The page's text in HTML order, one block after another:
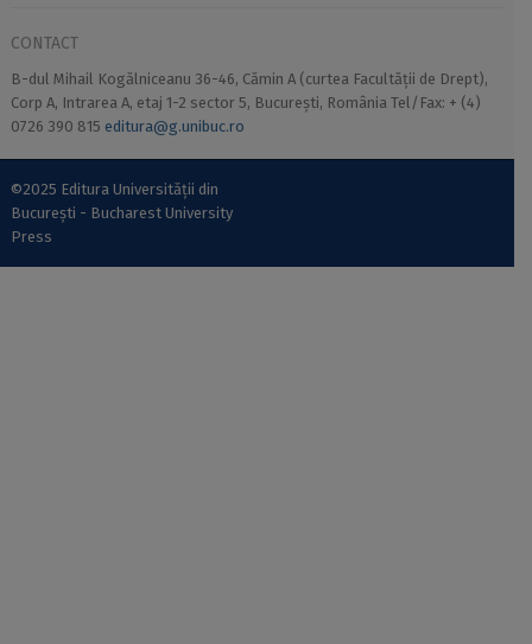
CONTACT
B-dul Mihail Kogălniceanu 36-46, Cămin A (curtea Facultății de Drept),
Corp A, Intrarea A, etaj 1-2 sector 5, București, România Tel/Fax: + (4)
0726 390 815 editura@g.unibuc.ro
©2025 Editura Universității din
București - Bucharest University
Press